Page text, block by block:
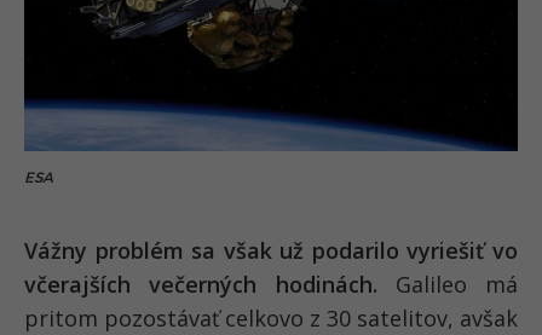
ESA
Vážny problém sa však už podarilo vyriešiť vo
včerajších večerných hodinách. Galileo má
pritom pozostávať celkovo z 30 satelitov, avšak